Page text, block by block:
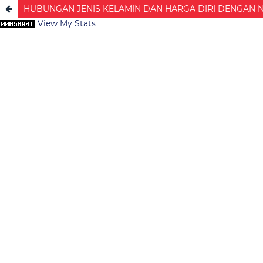
HUBUNGAN JENIS KELAMIN DAN HARGA DIRI DENGAN
View My Stats